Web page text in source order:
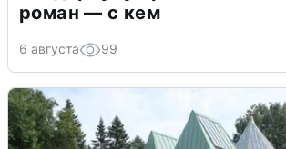
роман — с кем
6 августа 99